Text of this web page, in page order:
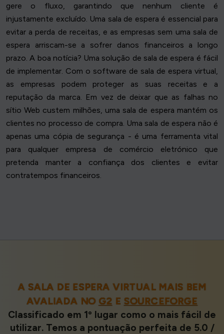
gere o fluxo, garantindo que nenhum cliente é
injustamente excluído. Uma sala de espera é essencial para
evitar a perda de receitas, e as empresas sem uma sala de
espera arriscam-se a sofrer danos financeiros a longo
prazo. A boa notícia? Uma solução de sala de espera é fácil
de implementar. Com o software de sala de espera virtual,
as empresas podem proteger as suas receitas e a
reputação da marca. Em vez de deixar que as falhas no
sítio Web custem milhões, uma sala de espera mantém os
clientes no processo de compra. Uma sala de espera não é
apenas uma cópia de segurança - é uma ferramenta vital
para qualquer empresa de comércio eletrónico que
pretenda manter a confiança dos clientes e evitar
contratempos financeiros.
A SALA DE ESPERA VIRTUAL MAIS BEM
AVALIADA NO G2 E SOURCEFORGE
Classificado em 1º lugar como o mais fácil de
utilizar. Temos a pontuação perfeita de 5.0 /